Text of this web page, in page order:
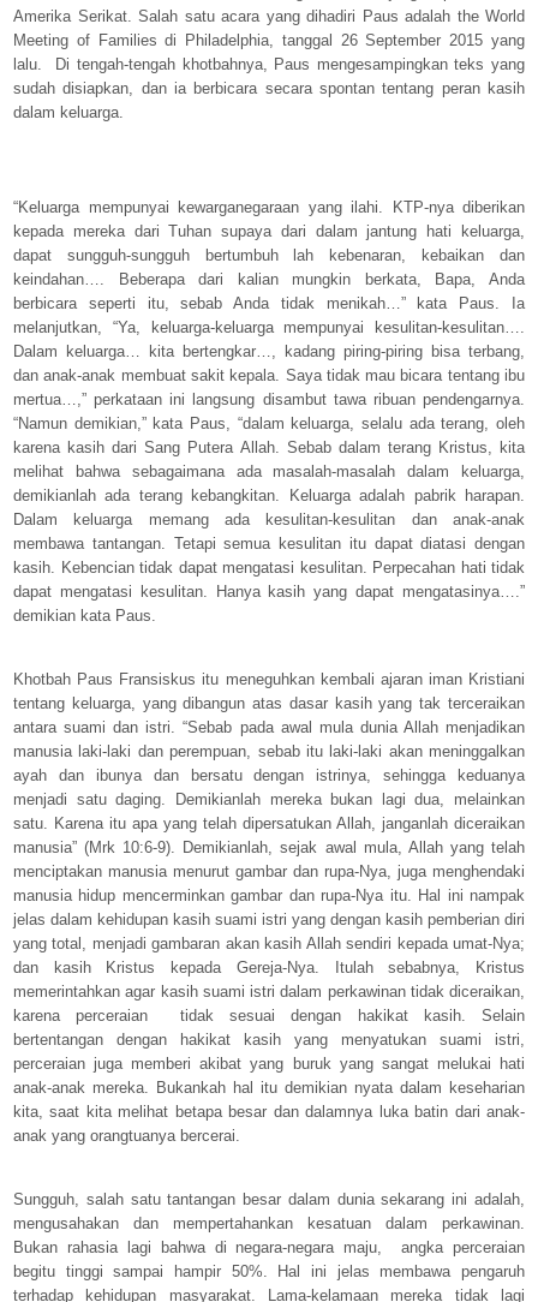
Amerika Serikat. Salah satu acara yang dihadiri Paus adalah the World
Meeting of Families di Philadelphia, tanggal 26 September 2015 yang
lalu. Di tengah-tengah khotbahnya, Paus mengesampingkan teks yang
sudah disiapkan, dan ia berbicara secara spontan tentang peran kasih
dalam keluarga.
“Keluarga mempunyai kewarganegaraan yang ilahi. KTP-nya diberikan
kepada mereka dari Tuhan supaya dari dalam jantung hati keluarga,
dapat sungguh-sungguh bertumbuh lah kebenaran, kebaikan dan
keindahan…. Beberapa dari kalian mungkin berkata, Bapa, Anda
berbicara seperti itu, sebab Anda tidak menikah…” kata Paus. Ia
melanjutkan, “Ya, keluarga-keluarga mempunyai kesulitan-kesulitan….
Dalam keluarga… kita bertengkar…, kadang piring-piring bisa terbang,
dan anak-anak membuat sakit kepala. Saya tidak mau bicara tentang ibu
mertua…,” perkataan ini langsung disambut tawa ribuan pendengarnya.
“Namun demikian,” kata Paus, “dalam keluarga, selalu ada terang, oleh
karena kasih dari Sang Putera Allah. Sebab dalam terang Kristus, kita
melihat bahwa sebagaimana ada masalah-masalah dalam keluarga,
demikianlah ada terang kebangkitan. Keluarga adalah pabrik harapan.
Dalam keluarga memang ada kesulitan-kesulitan dan anak-anak
membawa tantangan. Tetapi semua kesulitan itu dapat diatasi dengan
kasih. Kebencian tidak dapat mengatasi kesulitan. Perpecahan hati tidak
dapat mengatasi kesulitan. Hanya kasih yang dapat mengatasinya….”
demikian kata Paus.
Khotbah Paus Fransiskus itu meneguhkan kembali ajaran iman Kristiani
tentang keluarga, yang dibangun atas dasar kasih yang tak terceraikan
antara suami dan istri. “Sebab pada awal mula dunia Allah menjadikan
manusia laki-laki dan perempuan, sebab itu laki-laki akan meninggalkan
ayah dan ibunya dan bersatu dengan istrinya, sehingga keduanya
menjadi satu daging. Demikianlah mereka bukan lagi dua, melainkan
satu. Karena itu apa yang telah dipersatukan Allah, janganlah diceraikan
manusia” (Mrk 10:6-9). Demikianlah, sejak awal mula, Allah yang telah
menciptakan manusia menurut gambar dan rupa-Nya, juga menghendaki
manusia hidup mencerminkan gambar dan rupa-Nya itu. Hal ini nampak
jelas dalam kehidupan kasih suami istri yang dengan kasih pemberian diri
yang total, menjadi gambaran akan kasih Allah sendiri kepada umat-Nya;
dan kasih Kristus kepada Gereja-Nya. Itulah sebabnya, Kristus
memerintahkan agar kasih suami istri dalam perkawinan tidak diceraikan,
karena perceraian tidak sesuai dengan hakikat kasih. Selain
bertentangan dengan hakikat kasih yang menyatukan suami istri,
perceraian juga memberi akibat yang buruk yang sangat melukai hati
anak-anak mereka. Bukankah hal itu demikian nyata dalam keseharian
kita, saat kita melihat betapa besar dan dalamnya luka batin dari anak-
anak yang orangtuanya bercerai.
Sungguh, salah satu tantangan besar dalam dunia sekarang ini adalah,
mengusahakan dan mempertahankan kesatuan dalam perkawinan.
Bukan rahasia lagi bahwa di negara-negara maju, angka perceraian
begitu tinggi sampai hampir 50%. Hal ini jelas membawa pengaruh
terhadap kehidupan masyarakat. Lama-kelamaan mereka tidak lagi